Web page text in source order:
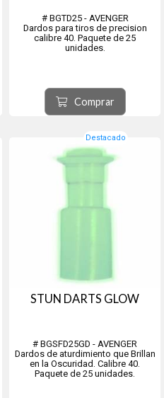
# BGTD25 - AVENGER
Dardos para tiros de precision
calibre 40. Paquete de 25
unidades.
Comprar
Destacado
STUN DARTS GLOW
# BGSFD25GD - AVENGER
Dardos de aturdimiento que Brillan
en la Oscuridad. Calibre 40.
Paquete de 25 unidades.